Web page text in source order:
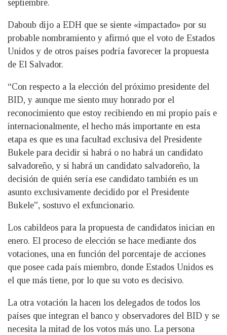
septiembre.
Daboub dijo a EDH que se siente «impactado» por su
probable nombramiento y afirmó que el voto de Estados
Unidos y de otros países podría favorecer la propuesta
de El Salvador.
“Con respecto a la elección del próximo presidente del
BID, y aunque me siento muy honrado por el
reconocimiento que estoy recibiendo en mi propio país e
internacionalmente, el hecho más importante en esta
etapa es que es una facultad exclusiva del Presidente
Bukele para decidir si habrá o no habrá un candidato
salvadoreño, y si habrá un candidato salvadoreño, la
decisión de quién sería ese candidato también es un
asunto exclusivamente decidido por el Presidente
Bukele”, sostuvo el exfuncionario.
Los cabildeos para la propuesta de candidatos inician en
enero. El proceso de elección se hace mediante dos
votaciones, una en función del porcentaje de acciones
que posee cada país miembro, donde Estados Unidos es
el que más tiene, por lo que su voto es decisivo.
La otra votación la hacen los delegados de todos los
países que integran el banco y observadores del BID y se
necesita la mitad de los votos más uno. La persona